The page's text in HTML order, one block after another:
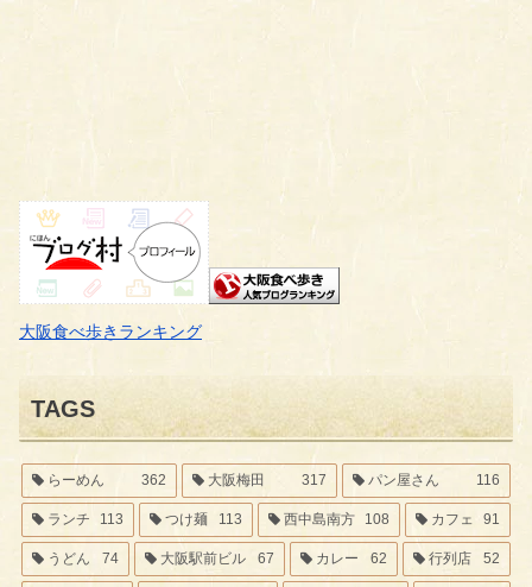
大阪食べ歩きランキング
TAGS
らーめん 362 大阪梅田 317 パン屋さん 116
ランチ 113 つけ麺 113 西中島南方 108 カフェ 91
うどん 74 大阪駅前ビル 67 カレー 62 行列店 52